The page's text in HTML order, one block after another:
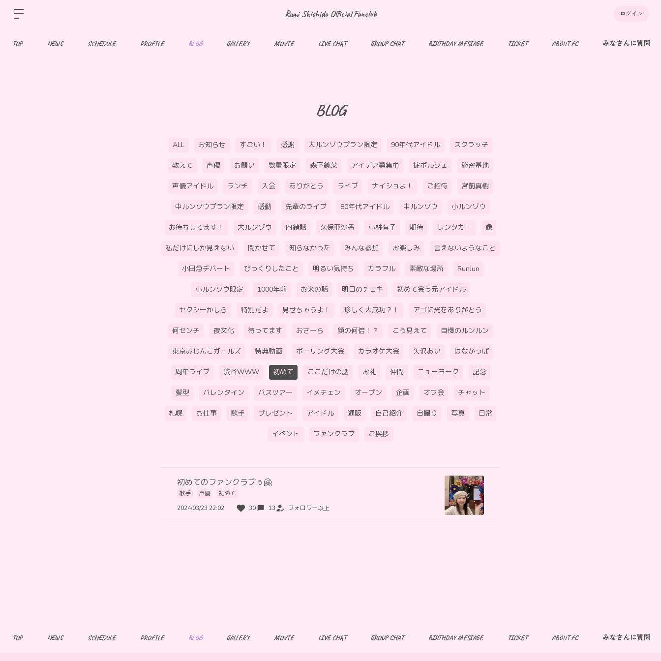
Rumi Shishido Official Fanclub ログイン
TOP NEWS SCHEDULE PROFILE BLOG GALLERY MOVIE LIVE CHAT GROUP CHAT BIRTHDAY MESSAGE TICKET ABOUT FC みなさんに質問
BLOG
ALL お知らせ すごい！ 感謝 大ルンゾウプラン限定 90年代アイドル スクラッチ
教えて 声優 お願い 数量限定 森下純菜 アイデア募集中 掟ポルシェ 秘密基地
声優アイドル ランチ 入会 ありがとう ライブ ナイショよ！ ご招待 宮前真樹
中ルンゾウプラン限定 感動 先輩のライブ 80年代アイドル 中ルンゾウ 小ルンゾウ
お待ちしてます！ 大ルンゾウ 内緒話 久保亜沙香 小林有子 期待 レンタカー 像
私だけにしか見えない 聞かせて 知らなかった みんな参加 お楽しみ 言えないようなこと
小田急デパート びっくりしたこと 明るい気持ち カラフル 素敵な場所 RunJun
小ルンゾウ限定 1000年前 お米の話 明日のチェキ 初めて会う元アイドル
セクシーかしら 特別だよ 見せちゃうよ！ 珍しく大成功？！ アゴに光をありがとう
何センチ 夜文化 待ってます おさーら 顔の何倍！？ こう見えて 自慢のルンルン
東京みじんこガールズ 特典動画 ボーリング大会 カラオケ大会 矢沢あい はなかっぱ
周年ライブ 渋谷WWW 初めて ここだけの話 お礼 仲間 ニューヨーク 記念
髪型 バレンタイン バスツアー イメチェン オープン 企画 オフ会 チャット
札幌 お仕事 歌手 プレゼント アイドル 通販 自己紹介 自撮り 写真 日常
イベント ファンクラブ ご挨拶
初めてのファンクラブぅ🤗
歌手 声優
初めて
2024/03/23 22:02
30 13 フォロワー以上
TOP NEWS SCHEDULE PROFILE BLOG GALLERY MOVIE LIVE CHAT GROUP CHAT BIRTHDAY MESSAGE TICKET ABOUT FC みなさんに質問